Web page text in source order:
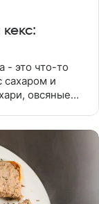
- это что-то
сахаром и
овсяные